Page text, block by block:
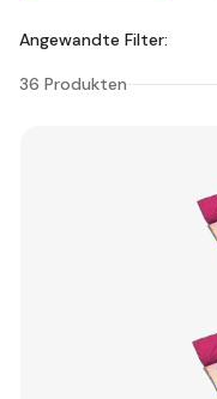
Angewandte Filter:
36 Produkten